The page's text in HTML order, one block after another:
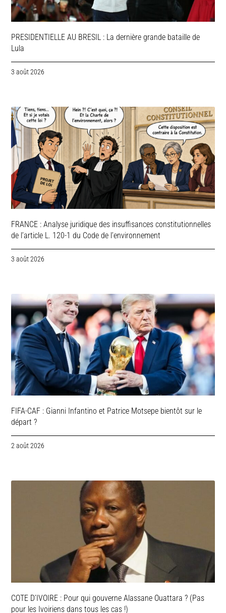
PRESIDENTIELLE AU BRESIL : La dernière grande bataille de
Lula
3 août 2026
FRANCE : Analyse juridique des insuffisances constitutionnelles
de l’article L. 120-1 du Code de l’environnement
3 août 2026
FIFA-CAF : Gianni Infantino et Patrice Motsepe bientôt sur le
départ ?
2 août 2026
COTE D’IVOIRE : Pour qui gouverne Alassane Ouattara ? (Pas
pour les Ivoiriens dans tous les cas !)